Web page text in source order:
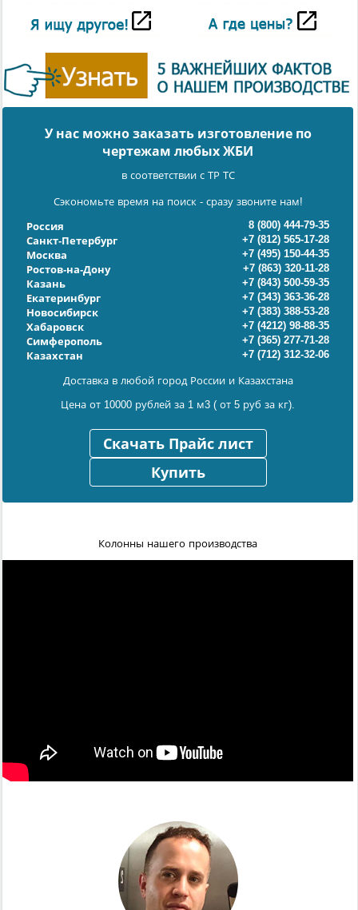
У нас можно заказать изготовление по
чертежам любых ЖБИ
в соответствии с ТР ТС
Сэкономьте время на поиск - сразу звоните нам!
Россия
8 (800) 444-79-35
Санкт-Петербург
+7 (812) 565-17-28
Москва
+7 (495) 150-44-35
Ростов-на-Дону
+7 (863) 320-11-28
Казань
+7 (843) 500-59-35
Екатеринбург
+7 (343) 363-36-28
Новосибирск
+7 (383) 388-53-28
Хабаровск
+7 (4212) 98-88-35
Симферополь
+7 (365) 277-71-28
Казахстан
+7 (712) 312-32-06
Доставка в любой город России и Казахстана
Цена от 10000 рублей за 1 м3 ( от 5 руб за кг).
Скачать Прайс лист
Купить
Колонны нашего производства